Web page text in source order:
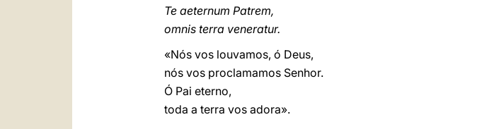
Te aeternum Patrem,
omnis terra veneratur.
«Nós vos louvamos, ó Deus,
nós vos proclamamos Senhor.
Ó Pai eterno,
toda a terra vos adora».